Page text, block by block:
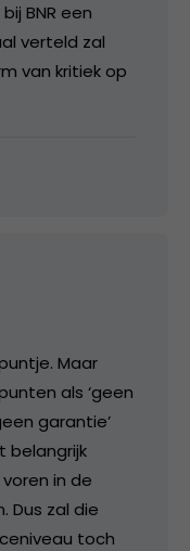
BNR een
verteld zal
van kritiek op
Maar
als ‘geen
garantie’
belangrijk
in de
Dus zal die
toch